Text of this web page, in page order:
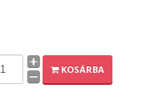
KOSÁRBA